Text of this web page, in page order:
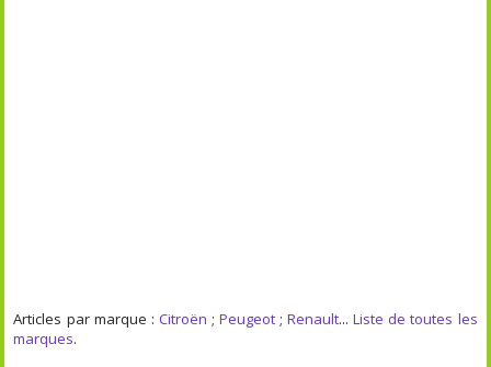
Articles par marque : Citroën ; Peugeot ;Renault...Liste de toutes les
marques.